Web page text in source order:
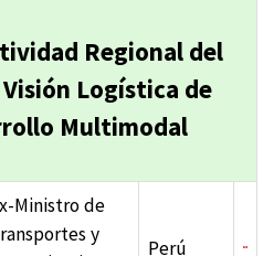
Regional del
Logística de
Multimodal
Ministro de
y
Perú